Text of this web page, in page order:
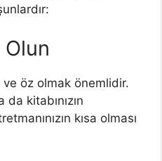
Olun
öz olmak önemlidir.
kitabınızın
kısa olması